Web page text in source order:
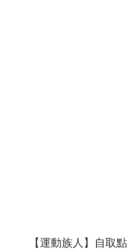
【運動族人】自取點